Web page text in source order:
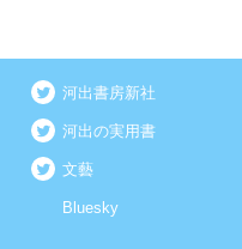
河出書房新社
河出の実用書
文藝
Bluesky